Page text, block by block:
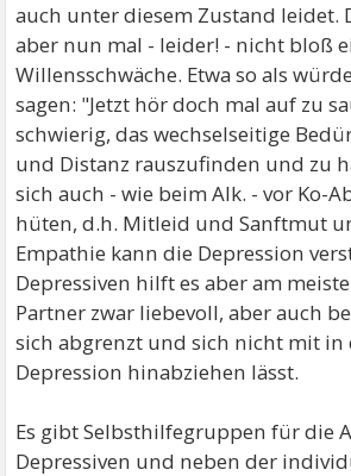
auch unter diesem Zustand leidet.
aber nun mal - leider! - nicht bloß
Willensschwäche. Etwa so als
sagen: "Jetzt hör doch mal auf zu
schwierig, das wechselseitige
und Distanz rauszufinden und zu
sich auch - wie beim Alk. - vor Ko-
hüten, d.h. Mitleid und Sanftmut
Empathie kann die Depression
Depressiven hilft es aber am
Partner zwar liebevoll, aber auch
sich abgrenzt und sich nicht mit
Depression hinabziehen lässt.
Es gibt Selbsthilfegruppen für die
Depressiven und neben der